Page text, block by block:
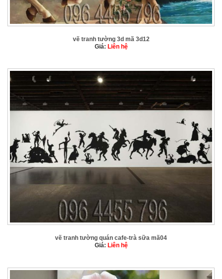
vẽ tranh tường 3d mã 3d12
Giá: Liên hệ
vẽ tranh tường quán cafe-trà sữa mã04
Giá: Liên hệ